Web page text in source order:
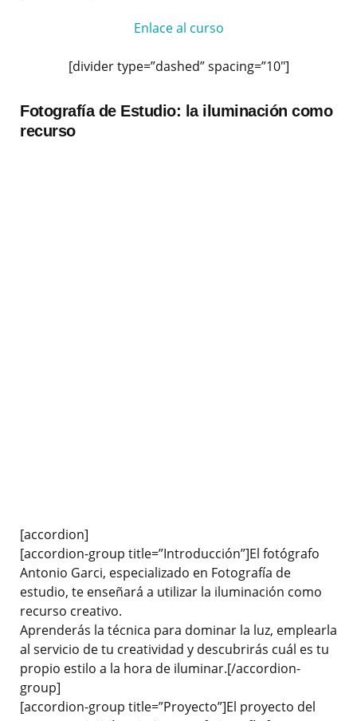
Enlace al curso
[divider type=”dashed” spacing=”10″]
Fotografía de Estudio: la iluminación como
recurso
[accordion]
[accordion-group title=”Introducción”]El fotógrafo
Antonio Garci, especializado en Fotografía de
estudio, te enseñará a utilizar la iluminación como
recurso creativo.
Aprenderás la técnica para dominar la luz, emplearla
al servicio de tu creatividad y descubrirás cuál es tu
propio estilo a la hora de iluminar.[/accordion-
group]
[accordion-group title=”Proyecto”]El proyecto del